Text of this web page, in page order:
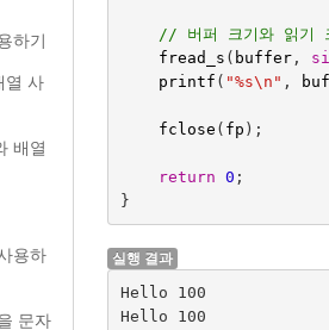
// 버퍼 크기와 읽기
fread_s ( buffer,
printf ( "%s\n " ,
fclose ( fp );
return 0 ;
}
실행 결과
Hello 100
Hello 100
하기
열 사
배열
용하
문자